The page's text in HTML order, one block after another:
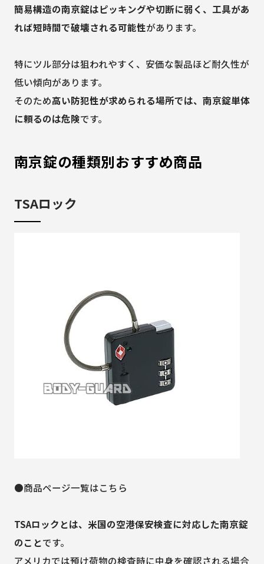
簡易構造の南京錠はピッキングや切断に弱く、工具があ
れば短時間で破壊される可能性があります。
特にツル部分は狙われやすく、安価な製品ほど耐久性が
低い傾向があります。
そのため高い防犯性が求められる場所では、南京錠単体
に頼るのは危険です。
南京錠の種類別おすすめ商品
TSAロック
●商品ページ一覧はこちら
TSAロックとは、米国の空港保安検査に対応した南京錠
のことです。
アメリカでは預け荷物の検査時に中身を確認される場合